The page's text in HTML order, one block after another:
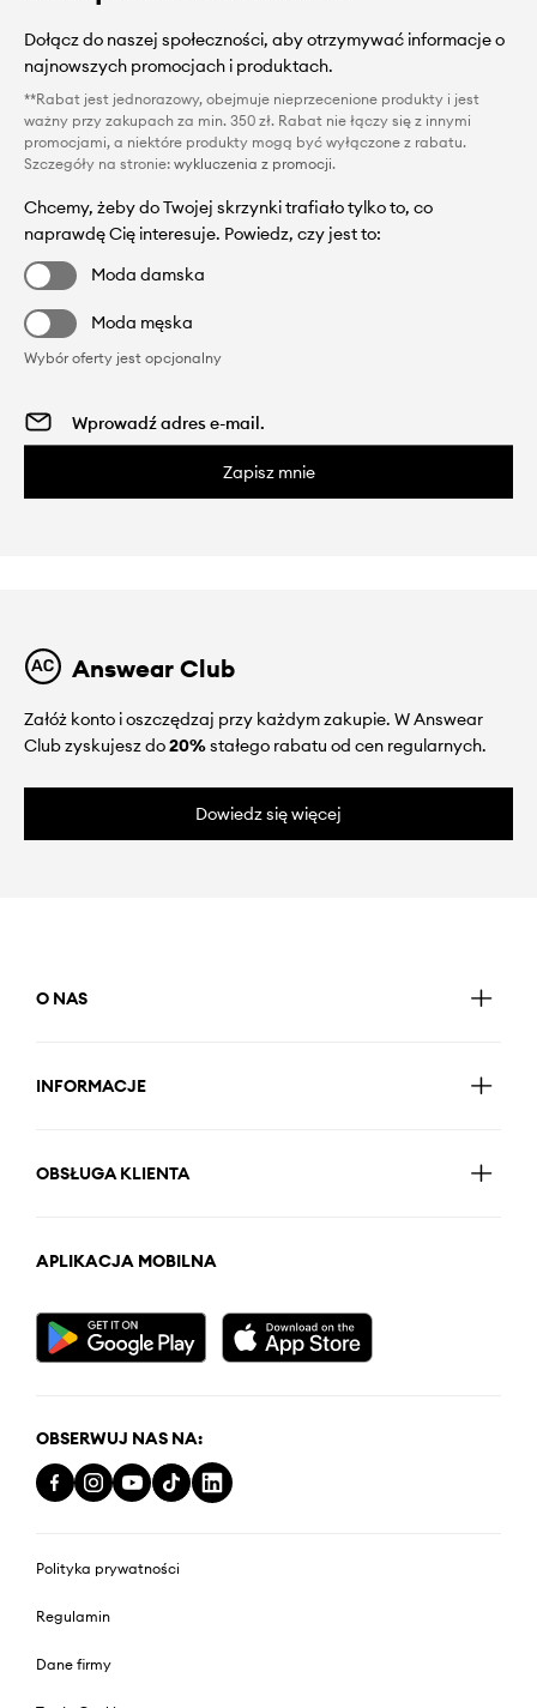
Dołącz do naszej społeczności, aby otrzymywać informacje o
najnowszych promocjach i produktach.
**Rabat jest jednorazowy, obejmuje nieprzecenione produkty i jest
ważny przy zakupach za min. 350 zł. Rabat nie łączy się z innymi
promocjami, a niektóre produkty mogą być wyłączone z rabatu.
Szczegóły na stronie: wykluczenia z promocji.
Chcemy, żeby do Twojej skrzynki trafiało tylko to, co
naprawdę Cię interesuje. Powiedz, czy jest to:
Moda damska
Moda męska
Wybór oferty jest opcjonalny
Zapisz mnie
Answear Club
Załóż konto i oszczędzaj przy każdym zakupie. W Answear
Club zyskujesz do20%stałego rabatu od cen regularnych.
Dowiedz się więcej
O NAS
INFORMACJE
OBSŁUGA KLIENTA
APLIKACJA MOBILNA
OBSERWUJ NAS NA:
Polityka prywatności
Regulamin
Dane firmy